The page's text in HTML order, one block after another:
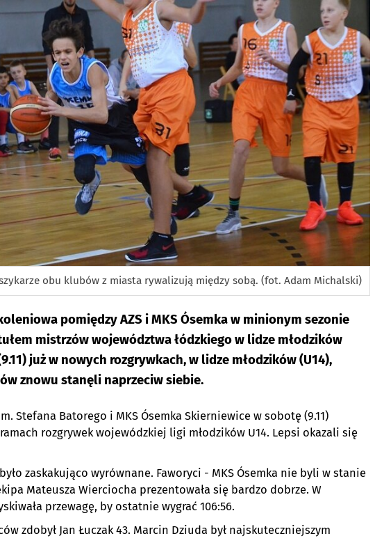
obu klubów z miasta rywalizują między sobą. (fot. Adam Michalski)
pomiędzy AZS i MKS Ósemka w minionym sezonie
mistrzów województwa łódzkiego w lidze młodzików
już w nowych rozgrywkach, w lidze młodzików (U14),
znowu stanęli naprzeciw siebie.
Stefana Batorego i MKS Ósemka Skierniewice w sobotę (9.11)
rozgrywek wojewódzkiej ligi młodzików U14. Lepsi okazali się
zaskakująco wyrównane. Faworyci - MKS Ósemka nie byli w stanie
Mateusza Wierciocha prezentowała się bardzo dobrze. W
przewagę, by ostatnie wygrać 106:56.
zdobył Jan Łuczak 43. Marcin Dziuda był najskuteczniejszym